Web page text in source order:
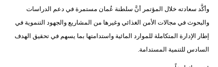
وأكَّد سعادته خلال المؤتمر أنَّ سلطنة عُمان مستمرة في دعم الدراسات
والبحوث في مجالات الأمن الغذائي وغيرها من المشاريع والجهود التنموية في
إطار الإدارة المتكاملة للموارد المائية واستدامتها بما يسهم في تحقيق الهدف
السادس للتنمية المستدامة.